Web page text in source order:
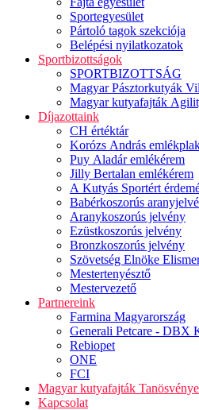
Sportegyesület
Pártoló tagok szekciója
Belépési nyilatkozatok
Sportbizottságok
SPORTBIZOTTSÁG
Magyar Pásztorkutyák
Magyar kutyafajták
Díjazottaink
CH értéktár
Korózs András
Puy Aladár emlékérem
Jilly Bertalan emlékérem
A Kutyás Sportért
Babérkoszorús
Aranykoszorús jelvény
Ezüstkoszorús jelvény
Bronzkoszorús jelvény
Szövetség Elnöke
Mestertenyésztő
Mestervezető
Partnereink
Farmina Magyarország
Generali Petcare - DBX
Rebiopet
ONE
FCI
Magyar kutyafajták Tanösvénye
Kapcsolat